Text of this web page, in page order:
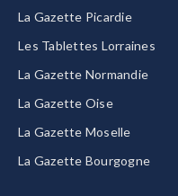
La Gazette Picardie
Les Tablettes Lorraines
La Gazette Normandie
La Gazette Oise
La Gazette Moselle
La Gazette Bourgogne